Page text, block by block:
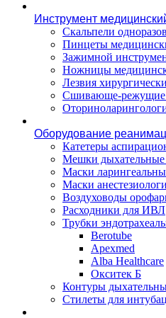
Инструмент
Скальпели
Пинцеты
Зажимной
Ножницы
Лезвия
Сшивающе-режущие
Оборудование
Катетеры
Мешки
Маски
Маски
Воздуховоды
Расходники для ИВЛ
Трубки
Berotube
Apexmed
Alba Healthcare
Окситек Б
Контуры
Стилеты для